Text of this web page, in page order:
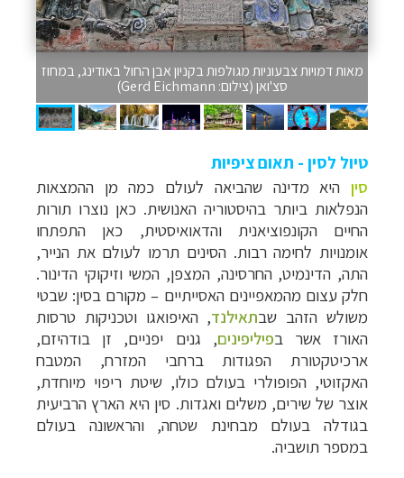
מאות דמויות צבעוניות מגולפות בקניון אבן החול באודינג, במחוז
סצ'ואן (צילום: Gerd Eichmann)
טיול לסין - תאום ציפיות
סין היא מדינה שהביאה לעולם כמה מן ההמצאות
הנפלאות ביותר בהיסטוריה האנושית. כאן נוצרו תורות
החיים הקונפוציאנית והדאואיסטית, כאן התפתחו
אומנויות לחימה רבות. הסינים תרמו לעולם את הנייר,
התה, הדינמיט, החרסינה, המצפן, המשי וזיקוקי הדינור.
חלק עצום מהמאפיינים האסייתיים – מקורם בסין: שבטי
משולש הזהב שבתאילנד, האיפואגו וטכניקות טרסות
האורז אשר בפיליפינים, גנים יפניים, זן בודהיזם,
ארכיטקטורת הפגודות ברחבי המזרח, המטבח
האקזוטי, הפופולרי בעולם כולו, שיטת ריפוי מיוחדת,
אוצר של שירים, משלים ואגדות. סין היא הארץ הרביעית
בגודלה בעולם מבחינת שטחה, והראשונה בעולם
במספר תושביה.